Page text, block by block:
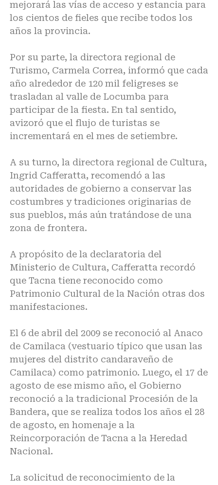
mejorará las vías de acceso y estancia para
los cientos de fieles que recibe todos los
años la provincia.
Por su parte, la directora regional de
Turismo, Carmela Correa, informó que cada
año alrededor de 120 mil feligreses se
trasladan al valle de Locumba para
participar de la fiesta. En tal sentido,
avizoró que el flujo de turistas se
incrementará en el mes de setiembre.
A su turno, la directora regional de Cultura,
Ingrid Cafferatta, recomendó a las
autoridades de gobierno a conservar las
costumbres y tradiciones originarias de
sus pueblos, más aún tratándose de una
zona de frontera.
A propósito de la declaratoria del
Ministerio de Cultura, Cafferatta recordó
que Tacna tiene reconocido como
Patrimonio Cultural de la Nación otras dos
manifestaciones.
El 6 de abril del 2009 se reconoció al Anaco
de Camilaca (vestuario típico que usan las
mujeres del distrito candaraveño de
Camilaca) como patrimonio. Luego, el 17 de
agosto de ese mismo año, el Gobierno
reconoció a la tradicional Procesión de la
Bandera, que se realiza todos los años el 28
de agosto, en homenaje a la
Reincorporación de Tacna a la Heredad
Nacional.
La solicitud de reconocimiento de la